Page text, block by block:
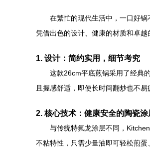
在繁忙的现代生活中，一口好
凭借出色的设计、健康的材质和卓越
1. 设计：简约实用，细节考究
这款26cm平底煎锅采用了经典
且握感舒适，即使长时间翻炒也不
2. 核心技术：健康安全的陶瓷涂
与传统特氟龙涂层不同，
不粘特性，只需少量油即可轻松煎